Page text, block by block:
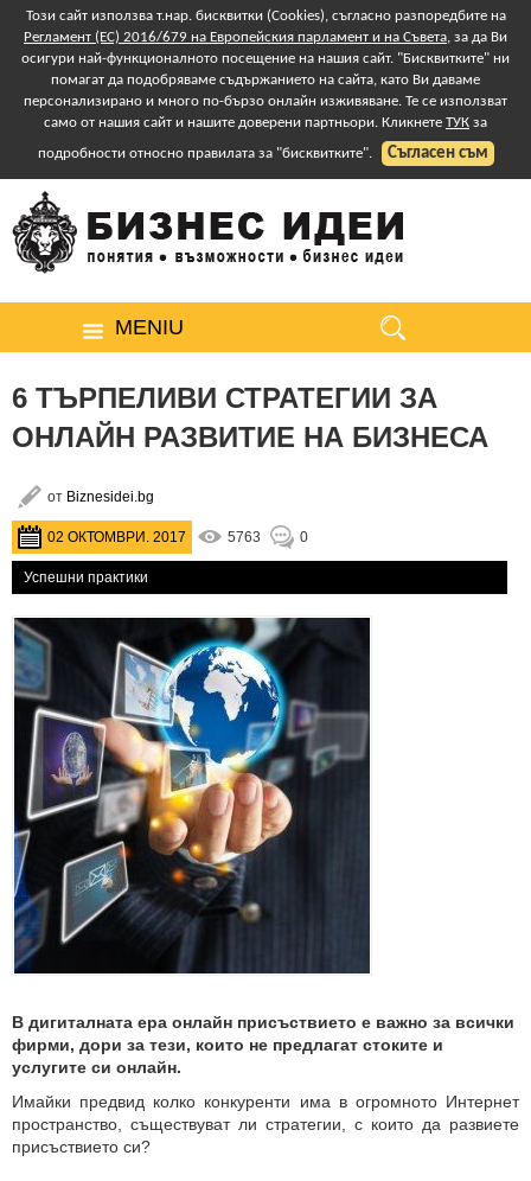
Този сайт използва т.нар. бисквитки (Cookies), съгласно разпоредбите на
Регламент (ЕС) 2016/679 на Европейския парламент и на Съвета, за да Ви
осигури най-функционалното посещение на нашия сайт. "Бисквитките" ни
помагат да подобряваме съдържанието на сайта, като Ви даваме
персонализирано и много по-бързо онлайн изживяване. Те се използват
само от нашия сайт и нашите доверени партньори. Кликнете ТУК за
подробности относно правилата за "бисквитките".
Съгласен съм
MENIU
6 ТЪРПЕЛИВИ СТРАТЕГИИ ЗА
ОНЛАЙН РАЗВИТИЕ НА БИЗНЕСА
от Biznesidei.bg
5763 0
02 ОКТОМВРИ. 2017
Успешни практики
В дигиталната ера онлайн присъствието е важно за всички
фирми, дори за тези, които не предлагат стоките и
услугите си онлайн.
Имайки предвид колко конкуренти има в огромното Интернет
пространство, съществуват ли стратегии, с които да развиете
присъствието си?